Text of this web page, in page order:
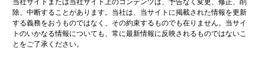
当社サイトまたは当社サイト上のコンテンツは、予告なく変更、修正、削
除、中断することがあります。当社は、当サイトに掲載された情報を更新
する義務をおうものではなく、その約束するものでも在りません。当サイ
トのいかなる情報についても、常に最新情報に反映されるものではないこ
とをご了承ください。